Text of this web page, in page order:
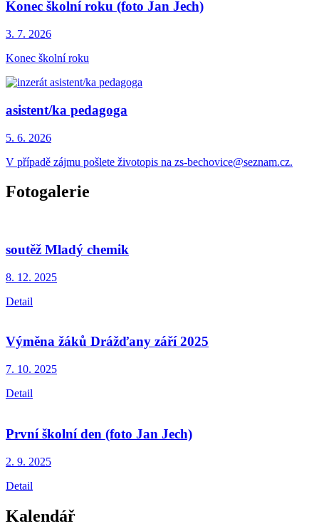
Konec školní roku (foto Jan Jech)
3. 7. 2026
Konec školní roku
asistent/ka pedagoga
5. 6. 2026
V případě zájmu pošlete životopis na zs-bechovice@seznam.cz.
Fotogalerie
soutěž Mladý chemik
8. 12. 2025
Detail
Výměna žáků Drážďany září 2025
7. 10. 2025
Detail
První školní den (foto Jan Jech)
2. 9. 2025
Detail
Kalendář